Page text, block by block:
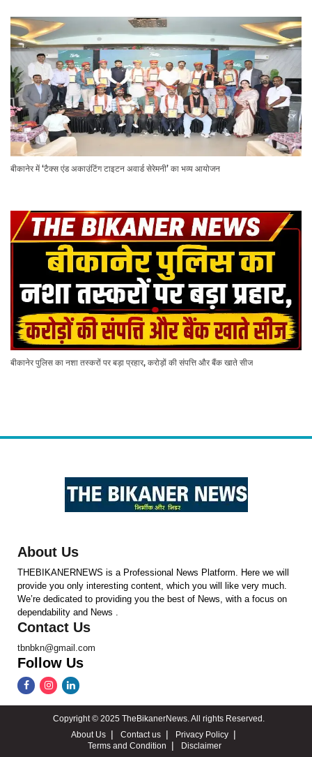
बीकानेर में ‘टैक्स एंड अकाउंटिंग टाइटन अवार्ड सेरेमनी’ का भव्य आयोजन
बीकानेर पुलिस का नशा तस्करों पर बड़ा प्रहार, करोड़ों की संपत्ति और बैंक खाते सीज
About Us
THEBIKANERNEWS is a Professional News Platform. Here we will
provide you only interesting content, which you will like very much.
We’re dedicated to providing you the best of News, with a focus on
dependability and News .
Contact Us
tbnbkn@gmail.com
Follow Us
Copyright © 2025 TheBikanerNews. All rights Reserved.
About Us
Contact us
Privacy Policy
Terms and Condition
Disclaimer